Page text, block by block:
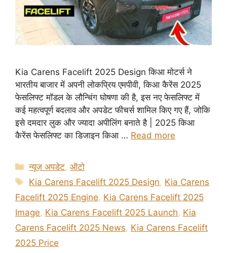
Kia Carens Facelift 2025 Design किआ मोटर्स ने
भारतीय बाजार में अपनी लोकप्रिय एमपीवी, किआ कैरेंस 2025
फेसलिफ्ट मॉडल के लौन्चिंग घोषणा की है, इस नए फेसलिफ्ट में
कई महत्वपूर्ण बदलाव और अपडेट फीचर्स शामिल किए गए हैं, जोकि
इसे दमदार लुक और ज्यादा अपीलिंग बनाते है | 2025 किआ
कैरेंस फेसलिफ्ट का डिजाइन किआ … Read more
Categories
न्यूज़ अपडेट,ऑटो
Tags
Kia Carens Facelift 2025 Design, Kia Carens
Facelift 2025 Engine, Kia Carens Facelift 2025
Image, Kia Carens Facelift 2025 Launch, Kia
Carens Facelift 2025 News, Kia Carens Facelift
2025 Price